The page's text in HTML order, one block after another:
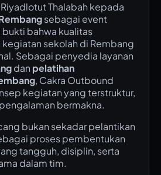
Thalabah kepada
sebagai event
bahwa kualitas
sekolah di Rembang
Sebagai penyedia layanan
dan pelatihan
, Cakra Outbound
kegiatan yang terstruktur,
bermakna.
bukan sekadar pelantikan
proses pembentukan
tangguh, disiplin, serta
dalam tim.